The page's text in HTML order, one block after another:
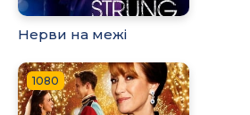
Нерви на межі
1080